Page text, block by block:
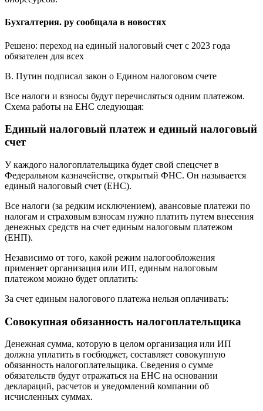
Бухгалтерия. ру сообщала в новостях
Решено: переход на единый налоговый счет с 2023 года
обязателен для всех
В. Путин подписал закон о Едином налоговом счете
Все налоги и взносы будут перечисляться одним платежом.
Схема работы на ЕНС следующая:
Единый налоговый платеж и единый налоговый
счет
У каждого налогоплательщика будет свой спецсчет в
Федеральном казначействе, открытый ФНС. Он называется
единый налоговый счет (ЕНС).
Все налоги (за редким исключением), авансовые платежи по
налогам и страховым взносам нужно платить путем внесения
денежных средств на счет единым налоговым платежом
(ЕНП).
Независимо от того, какой режим налогообложения
применяет организация или ИП, единым налоговым
платежом можно будет оплатить:
За счет единым налогового платежа нельзя оплачивать:
Совокупная обязанность налогоплательщика
Денежная сумма, которую в целом организация или ИП
должна уплатить в госбюджет, составляет совокупную
обязанность налогоплательщика. Сведения о сумме
обязательств будут отражаться на ЕНС на основании
деклараций, расчетов и уведомлений компании об
исчисленных суммах.